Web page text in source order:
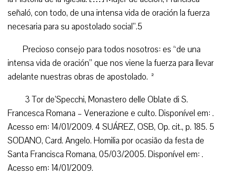
señaló, con todo, de una intensa vida de oración la fuerza
necesaria para su apostolado social”.5
Precioso consejo para todos nosotros: es “de una
intensa vida de oración” que nos viene la fuerza para llevar
adelante nuestras obras de apostolado. ²
3 Tor de’Specchi, Monastero delle Oblate di S.
Francesca Romana – Venerazione e culto. Disponível em: .
Acesso em: 14/01/2009. 4 SUÁREZ, OSB, Op. cit., p. 185. 5
SODANO, Card. Angelo. Homilia por ocasião da festa de
Santa Francisca Romana, 05/03/2005. Disponível em: .
Acesso em: 14/01/2009.